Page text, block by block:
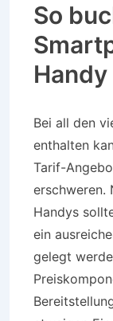
So
Handy
Bei all den
enthalten
Tarif-
erschweren.
Handys
ein
gelegt